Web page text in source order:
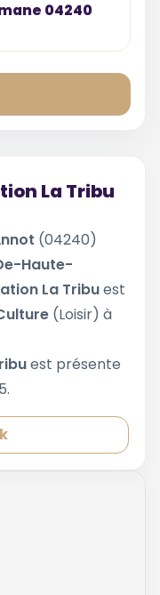
04240
La Tribu
(04240)
Haute-
La Tribuest
(Loisir) à
est présente